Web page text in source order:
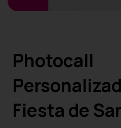
Photocall
Fiesta de